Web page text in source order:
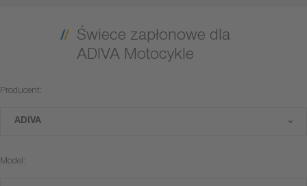
Świece zapłonowe dla
ADIVA Motocykle
Producent:
ADIVA
Model: